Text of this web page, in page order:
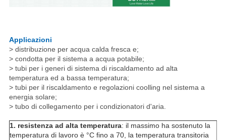
Applicazioni
> distribuzione per acqua calda fresca e;
> condotta per il sistema a acqua potabile;
> tubi per i generi di sistema di riscaldamento ad alta
temperatura ed a bassa temperatura;
> tubi per il riscaldamento e regolazioni coolling nel sistema a
energia solare;
> tubo di collegamento per i condizionatori d'aria.
1. resistenza ad alta temperatura: il massimo ha sostenuto la
temperatura di lavoro è °C fino a 70, la temperatura transitoria